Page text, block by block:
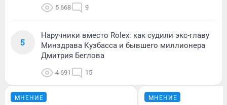
5 668 9
5
Наручники вместо Rolex: как судили экс-главу
Минздрава Кузбасса и бывшего миллионера
Дмитрия Беглова
4 691 15
МНЕНИЕ МНЕНИЕ